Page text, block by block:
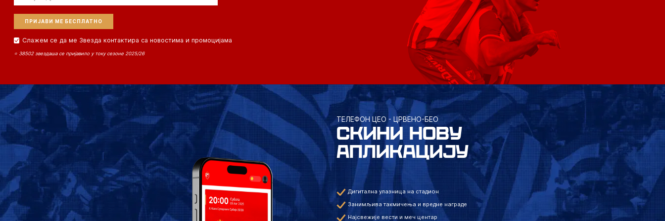
Слажем се да ме Звезда контактира са новостима и промоцијама
⭐ 38502 звездаша се пријавило у току сезоне 2025/26
ТЕЛЕФОН ЦЕО - ЦРВЕНО-БЕО
СКИНИ НОВУ
АПЛИКАЦИЈУ
Дигитална улазница на стадион
Занимљива такмичења и вредне награде
Најсвежије вести и меч центар